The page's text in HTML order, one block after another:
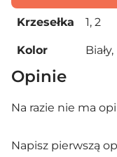
Krzesełka 1, 2
Kolor
Opinie
Na razie nie ma
Napisz pierwszą